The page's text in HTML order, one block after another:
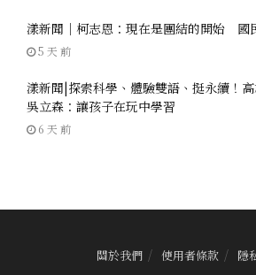
漾新聞｜柯志恩：現在是團結的開始 國
5 天 前
漾新聞|探索科學、體驗雙語、挺永續！
吳立森：讓孩子在玩中學習
6 天 前
關於我們 使用者條款 隱